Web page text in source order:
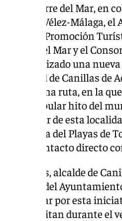
de Torre del Mar, en
de Vélez-Málaga,
para la Promoción
Torre del Mar y el
organizado una
localidad de Canillas de
Una ruta, en la
a este popular hito del
disfrutar de esta
la del Playas de
en contacto directo
Campos, alcalde de
puertas del
del Mar por esta
nos visitan durante el